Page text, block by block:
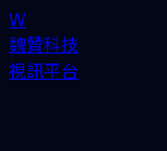
W
魏贊科技
視訊平台